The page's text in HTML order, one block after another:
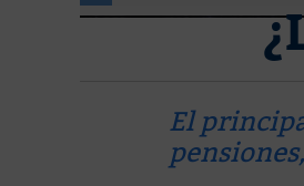
El